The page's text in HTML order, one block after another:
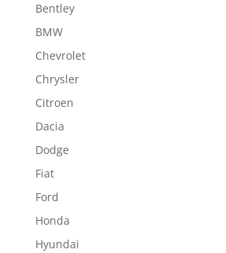
Bentley
BMW
Chevrolet
Chrysler
Citroen
Dacia
Dodge
Fiat
Ford
Honda
Hyundai